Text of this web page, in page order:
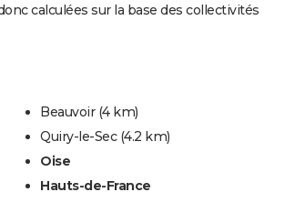
calculées sur la base des collectivités
Beauvoir (4 km)
Quiry-le-Sec (4.2 km)
Oise
Hauts-de-France